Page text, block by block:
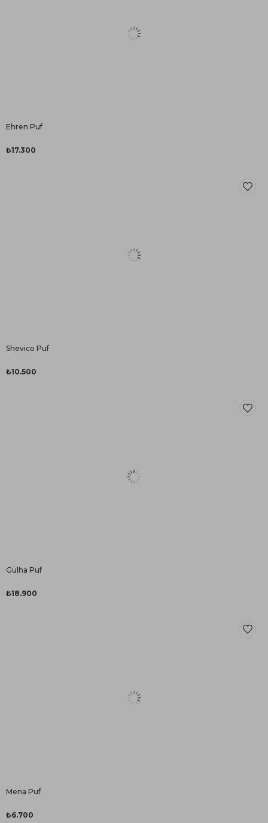
Ehren Puf
₺17.300
Shevico Puf
₺10.500
Gülha Puf
₺18.900
Mena Puf
₺6.700